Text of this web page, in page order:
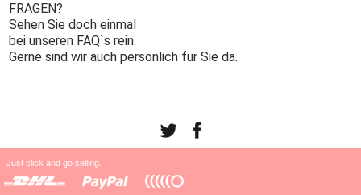
FRAGEN?
Sehen Sie doch einmal
bei unseren FAQ`s rein.
Gerne sind wir auch persönlich für Sie da.
Just click and go selling.